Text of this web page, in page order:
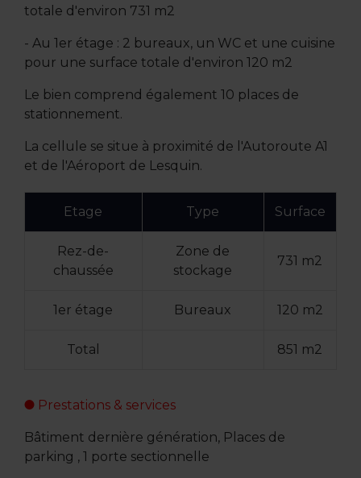
totale d'environ 731 m2
- Au 1er étage : 2 bureaux, un WC et une cuisine
pour une surface totale d'environ 120 m2
Le bien comprend également 10 places de
stationnement.
La cellule se situe à proximité de l'Autoroute A1
et de l'Aéroport de Lesquin.
Etage Type Surface
Rez-de-
chaussée
Zone de
stockage
731 m2
1er étage Bureaux 120 m2
Total 851 m2
Prestations & services
Bâtiment dernière génération, Places de
parking , 1 porte sectionnelle